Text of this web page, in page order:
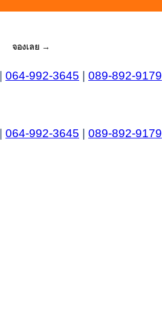
จองเลย →
064-992-3645 089-892-9179
064-992-3645 089-892-9179